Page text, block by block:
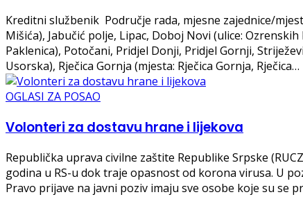
Kreditni službenik Područje rada, mjesne zajednice/
Mišića), Jabučić polje, Lipac, Doboj Novi (ulice:
Paklenica), Potočani, Pridjel Donji, Pridjel Gornji,
Usorska), Rječica Gornja (mjesta: Rječica Gornja, Rječica…
OGLASI ZA POSAO
Volonteri za dostavu hrane i lijekova
Republička uprava civilne zaštite Republike Srpske
godina u RS-u dok traje opasnost od korona virusa. U
Pravo prijave na javni poziv imaju sve osobe koje su se